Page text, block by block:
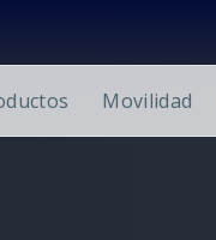
Movilidad